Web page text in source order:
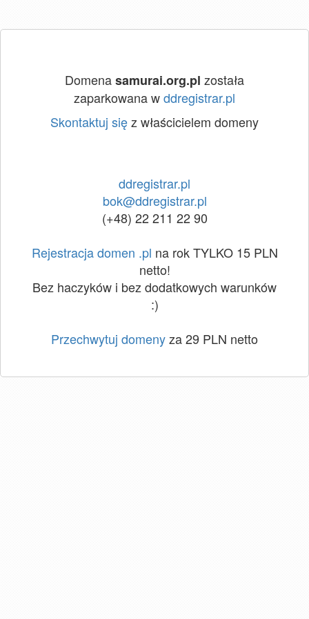
Domenasamurai.org.pl została
zaparkowana wddregistrar.pl
Skontaktuj sięz właścicielem domeny
ddregistrar.pl
bok@ddregistrar.pl
(+48) 22 211 22 90
Rejestracja domen .pl na rok TYLKO 15 PLN
netto!
Bez haczyków i bez dodatkowych warunków
:)
Przechwytuj domenyza 29 PLN netto